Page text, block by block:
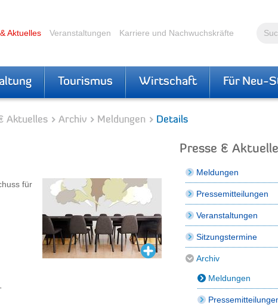
Aktuelles Veranstaltungen Karriere und Nachwuchskräfte
Tourismus Wirtschaft Für Neu-
Aktuelles Archiv Meldungen Details
für
Presse &
Meldungen
Pressemitteilungen
Veranstaltungen
Sitzungstermine
Archiv
Meldungen